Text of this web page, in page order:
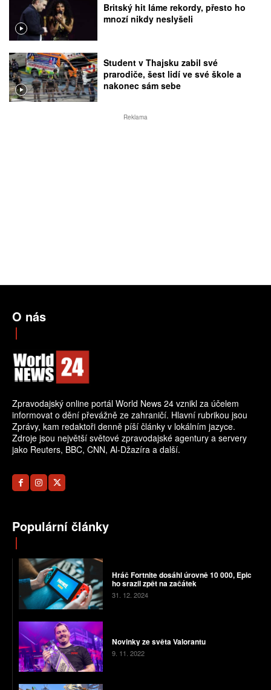
Britský hit láme rekordy, přesto ho
mnozí nikdy neslyšeli
Student v Thajsku zabil své
prarodiče, šest lidí ve své škole a
nakonec sám sebe
Reklama
O nás
Zpravodajský online portál World News 24 vznikl za účelem
informovat o dění převážně ze zahraničí. Hlavní rubrikou jsou
Zprávy, kam redaktoři denně píší články v lokálním jazyce.
Zdroje jsou největší světové zpravodajské agentury a servery
jako Reuters, BBC, CNN, Al-Džazíra a další.
Populární články
Hráč Fortnite dosáhl úrovně 10 000, Epic
ho srazil zpět na začátek
31. 12. 2024
Novinky ze světa Valorantu
9. 11. 2022